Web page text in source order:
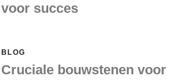
voor succes
BLOG
Cruciale bouwstenen voor